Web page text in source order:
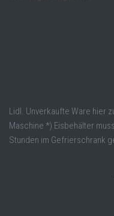
Lidl. Unverkaufte Ware hier
Maschine *) Eisbehälter
Stunden im Gefrierschrank